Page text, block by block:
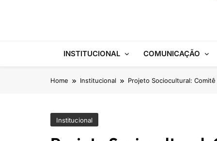
ANFIP Nacional
INSTITUCIONAL COMUNICAÇÃO
Home Institucional Projeto Sociocultural:
Institucional